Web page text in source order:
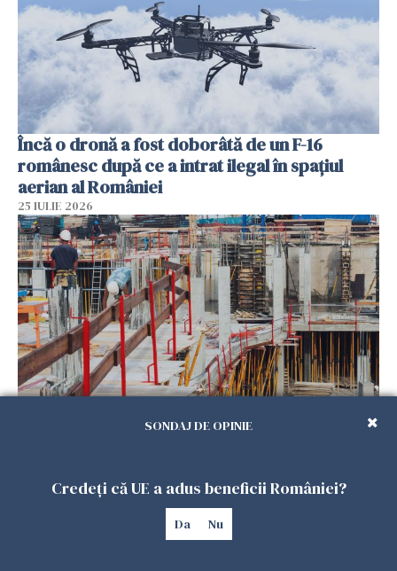
Încă o dronă a fost doborâtă de un F-16
românesc după ce a intrat ilegal în spațiul
aerian al României
25 IULIE 2026
Se caută urgent români pentru șantiere din
25 IULIE 2026
SONDAJ DE OPINIE
Credeți că UE a adus beneficii României?
Da Nu